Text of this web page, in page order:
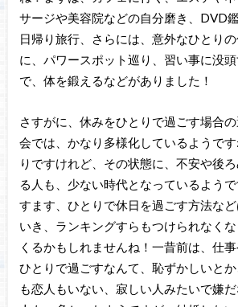
サージや美容院などの自分磨き、DVD
日帰り旅行、さらには、意外なひとり
に、パワースポット巡り、習い事に没
で、体を鍛えるなどがありました！
さすがに、休みをひとりで過ごす場合
会では、かなり多様化しているようで
りですけれど、その状態に、不安や後
る人も、少ない時代となっているよう
すます、ひとりで休日を過ごす方法な
いき、ランキングすらもつけられなく
くるかもしれませんね！一昔前は、仕事
ひとりで過ごすなんて、恥ずかしいと
も恋人もいない、寂しい人みたいで嫌